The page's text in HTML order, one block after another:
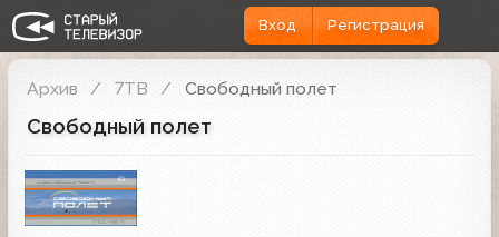
Вход Регистрация
Архив 7ТВ Свободный полет
Свободный полет